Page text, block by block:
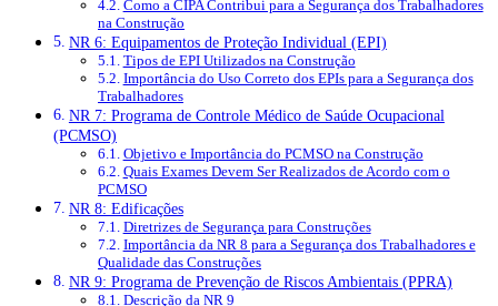
Como a CIPA Contribui para a Segurança dos Trabalhadores
na Construção
NR 6: Equipamentos de Proteção Individual (EPI)
Tipos de EPI Utilizados na Construção
Importância do Uso Correto dos EPIs para a Segurança dos
Trabalhadores
NR 7: Programa de Controle Médico de Saúde Ocupacional
(PCMSO)
Objetivo e Importância do PCMSO na Construção
Quais Exames Devem Ser Realizados de Acordo com o
PCMSO
NR 8: Edificações
Diretrizes de Segurança para Construções
Importância da NR 8 para a Segurança dos Trabalhadores e
Qualidade das Construções
NR 9: Programa de Prevenção de Riscos Ambientais (PPRA)
Descrição da NR 9